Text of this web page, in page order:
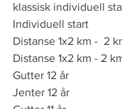
klassisk individuell
Individuell start
Distanse 1x2
Distanse 1x2 km - 2
Gutter
Jenter 12 år